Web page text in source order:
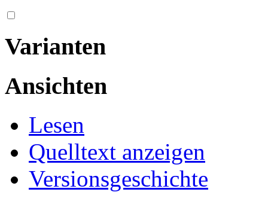
Varianten
Ansichten
Lesen
Quelltext anzeigen
Versionsgeschichte